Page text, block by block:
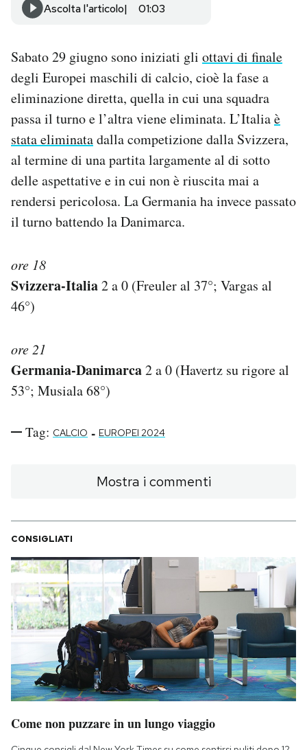
AREA PERSONALE
Newsletter
Notifiche mobile
Regala il Post
Hai bisogno di aiuto?
Esci
Ascolta l'articolo 01:03
Sabato 29 giugno sono iniziati gli ottavi di finale
degli Europei maschili di calcio, cioè la fase a
eliminazione diretta, quella in cui una squadra
passa il turno e l’altra viene eliminata. L’Italiaè
stata eliminatadalla competizione dalla Svizzera,
al termine di una partita largamente al di sotto
delle aspettative e in cui non è riuscita mai a
rendersi pericolosa. La Germania ha invece passato
il turno battendo la Danimarca.
ore 18
Svizzera-Italia2 a 0 (Freuler al 37°; Vargas al
46°)
ore 21
Germania-Danimarca2 a 0 (Havertz su rigore al
53°; Musiala 68°)
Tag: CALCIO - EUROPEI 2024
Mostra i commenti
CONSIGLIATI
Come non puzzare in un lungo viaggio